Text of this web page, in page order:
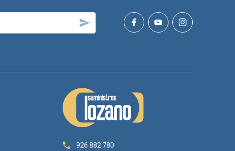


926 882 780